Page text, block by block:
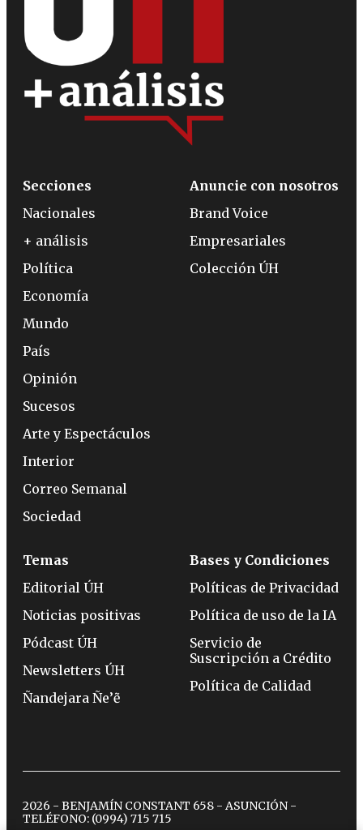
Secciones
Nacionales
+ análisis
Política
Economía
Mundo
País
Opinión
Sucesos
Arte y Espectáculos
Interior
Correo Semanal
Sociedad
Anuncie con nosotros
Brand Voice
Empresariales
Colección ÚH
Temas
Editorial ÚH
Noticias positivas
Pódcast ÚH
Newsletters ÚH
Ñandejara Ñe’ẽ
Bases y Condiciones
Políticas de Privacidad
Política de uso de la IA
Servicio de
Suscripción a Crédito
Política de Calidad
2026 - BENJAMÍN CONSTANT 658 - ASUNCIÓN -
TELÉFONO: (0994) 715 715